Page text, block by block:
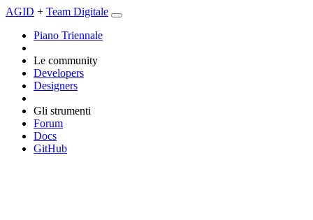
AGID + Team Digitale
Piano Triennale
Le community
Developers
Designers
Gli strumenti
Forum
Docs
GitHub